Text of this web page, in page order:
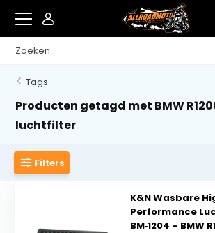
Tags
Producten getagd met BMW
luchtfilter
Filters
K&N Wasbare
Performance
BM‑1204 – BMW